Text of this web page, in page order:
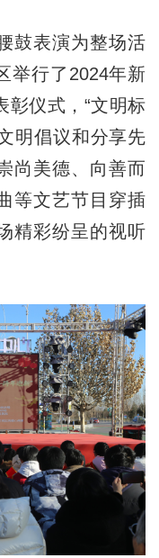
表演为整场活
举行了2024年新
彰仪式，“文明标
明倡议和分享先
尚美德、向善而
等文艺节目穿插
精彩纷呈的视听